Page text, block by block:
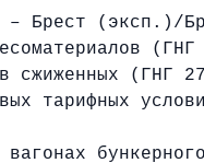
– Брест (эксп.)/
(ГНГ
тарифных